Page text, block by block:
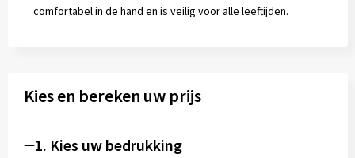
comfortabel in de hand en is veilig voor alle leeftijden.
Kies en bereken uw prijs
1. Kies uw bedrukking